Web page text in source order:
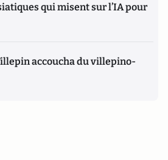
qui misent sur l’IA pour
accoucha du villepino-